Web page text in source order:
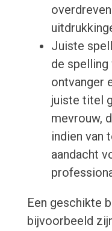
Juiste
de spelling
ontvanger
juiste titel
mevrouw,
indien van
aandacht
Een geschikte
bijvoorbeeld